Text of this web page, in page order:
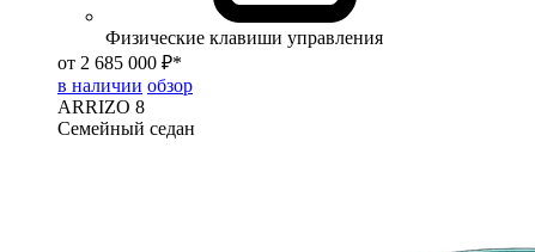
Физические клавиши управления
от 2 685 000 ₽*
в наличии обзор
ARRIZO 8
Семейный седан